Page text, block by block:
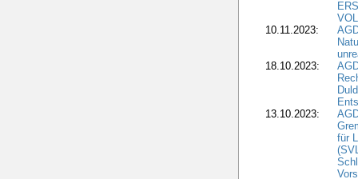
10.11.2023:
18.10.2023:
13.10.2023:
für